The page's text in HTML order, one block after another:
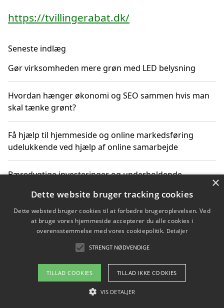
https://tvillingerabat.dk/
Seneste indlæg
Gør virksomheden mere grøn med LED belysning
Hvordan hænger økonomi og SEO sammen hvis man
skal tænke grønt?
Få hjælp til hjemmeside og online markedsføring
udelukkende ved hjælp af online samarbejde
Bæredygtige investeringer og underholdende
Sådan kan online møder for virksomheder fremme
grønne investeringer
Copyright 2026 - Pilanto Aps
Om / kontakt
×
Dette website bruger tracking cookies
Dette websted bruger cookies til at forbedre brugeroplevelsen. Ved
at bruge vores hjemmeside accepterer du alle cookies i
overensstemmelse med vores cookiepolitik. Detaljer
STRENGT NØDVENDIGE
TILLAD COOKIES TILLAD IKKE COOKIES
VIS DETALJER